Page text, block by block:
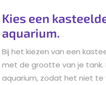
Kies een
aquarium.
Bij het kiezen van een
met de grootte van je
aquarium, zodat het niet te